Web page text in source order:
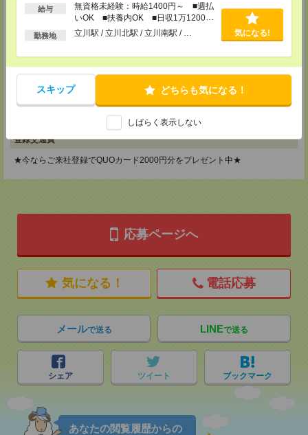
給与
無資格未経験：時給1400円～ ■週払
いOK ■扶養内OK ■日収1万1200円
以上
勤務地 立川駅 / 立川北駅 / 立川南駅 / … 気になる!
スキップ どちらも気になる！
しばらく表示しない
東京都町田市森野1-7-23 大樹生命町田ビル6F
TEL：0120-453-285
MAIL：tenshoku@nikken-ts.jp
神奈川県横浜市保土ケ谷区神戸町134 横浜ビジネスパークサウスタワー
2F B区画
MAIL：tenshoku@nikken-ts.jp
登録交通費
★今ならご来社登録でQUOカード2000円分をプレゼント中★
応募ページへ
気になる！ 電話応募
メールで送る LINEで送る
シェア ツイート ブックマーク
あなたの閲覧履歴からの